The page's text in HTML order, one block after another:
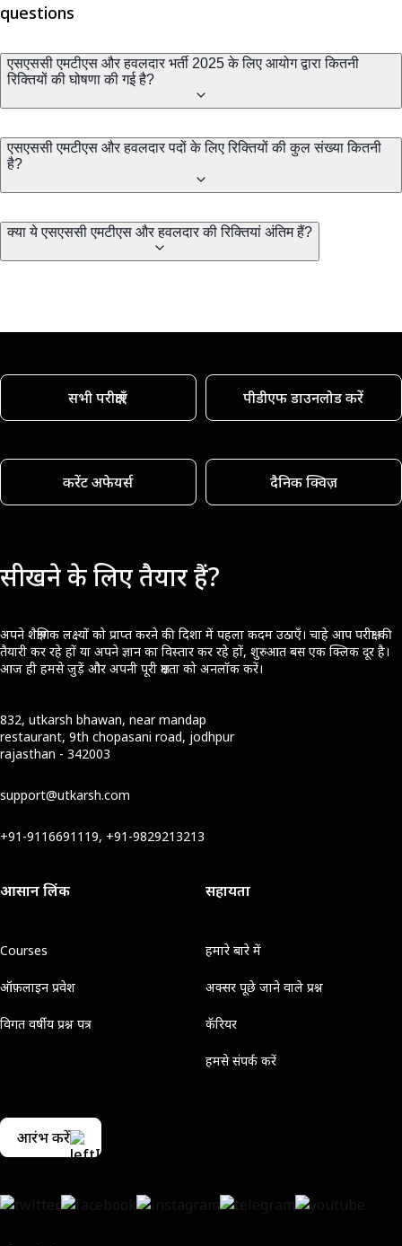
questions
एसएससी एमटीएस और हवलदार भर्ती 2025 के लिए आयोग द्वारा कितनी
रिक्तियों की घोषणा की गई है?
एसएससी एमटीएस और हवलदार पदों के लिए रिक्तियों की कुल संख्या कितनी
है?
क्या ये एसएससी एमटीएस और हवलदार की रिक्तियां अंतिम हैं?
सभी परीक्षाएँ पीडीएफ डाउनलोड करें
करेंट अफेयर्स दैनिक क्विज़
सीखने के लिए तैयार हैं?
अपने शैक्षणिक लक्ष्यों को प्राप्त करने की दिशा में पहला कदम उठाएँ। चाहे आप परीक्षा की
तैयारी कर रहे हों या अपने ज्ञान का विस्तार कर रहे हों, शुरुआत बस एक क्लिक दूर है।
आज ही हमसे जुड़ें और अपनी पूरी क्षमता को अनलॉक करें।
832, utkarsh bhawan, near mandap
restaurant, 9th chopasani road, jodhpur
rajasthan - 342003
support@utkarsh.com
+91-9116691119, +91-9829213213
आसान लिंक
Courses
ऑफ़लाइन प्रवेश
विगत वर्षीय प्रश्न पत्र
सहायता
हमारे बारे में
अक्सर पूछे जाने वाले प्रश्न
कॅरियर
हमसे संपर्क करें
आरंभ करें